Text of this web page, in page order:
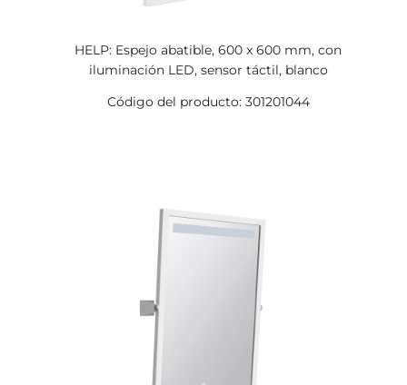
HELP: Espejo abatible, 600 x 600 mm, con
iluminación LED, sensor táctil, blanco
Código del producto: 301201044